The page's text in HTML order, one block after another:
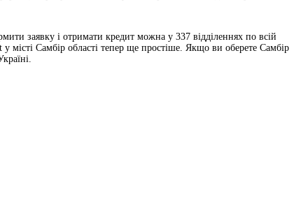
заявку і отримати кредит можна у 337 відділеннях по всій
місті Самбір області тепер ще простіше. Якщо ви оберете Самбір